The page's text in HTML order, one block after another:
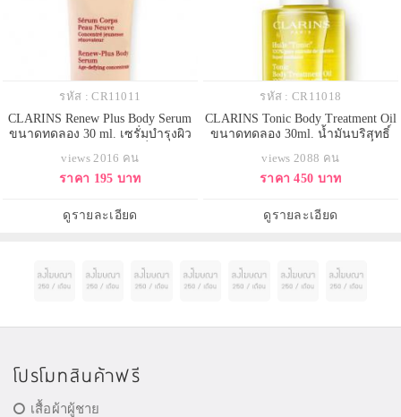
รหัส : CR11011
CLARINS Renew Plus Body Serum
ขนาดทดลอง 30 ml. เซรั่มบำรุงผิว
เซลล์ผิว เผยผิวเนียนกระจ่างใสของ
ผิวเกิดใหม่ Clarins Renew-Plus Body
ส่วนผสมจาด Pre-Ratinal วิตามิน A
บริสุทธิ์ พร้อมข
views 2016 คน
ราคา 195 บาท
ดูรายละเอียด
รหัส : CR11018
CLARINS Tonic Body Treatment Oil
ขนาดทดลอง 30ml. น้ำมันบริสุทธิ์
ดีที่สุดของคลาแรงส์ ช่วยให้ผิว
ยืดหยุ่น กระชับ เรียบเนียน ต่อต้าน
ให้ผิวนุ่มนวล ปรับผิวให้ยืดหยุ่น คง
ความกระชับ ให้ผิวทั่
views 2088 คน
ราคา 450 บาท
ดูรายละเอียด
โปรโมทสินค้าฟรี
เสื้อผ้าผู้ชาย